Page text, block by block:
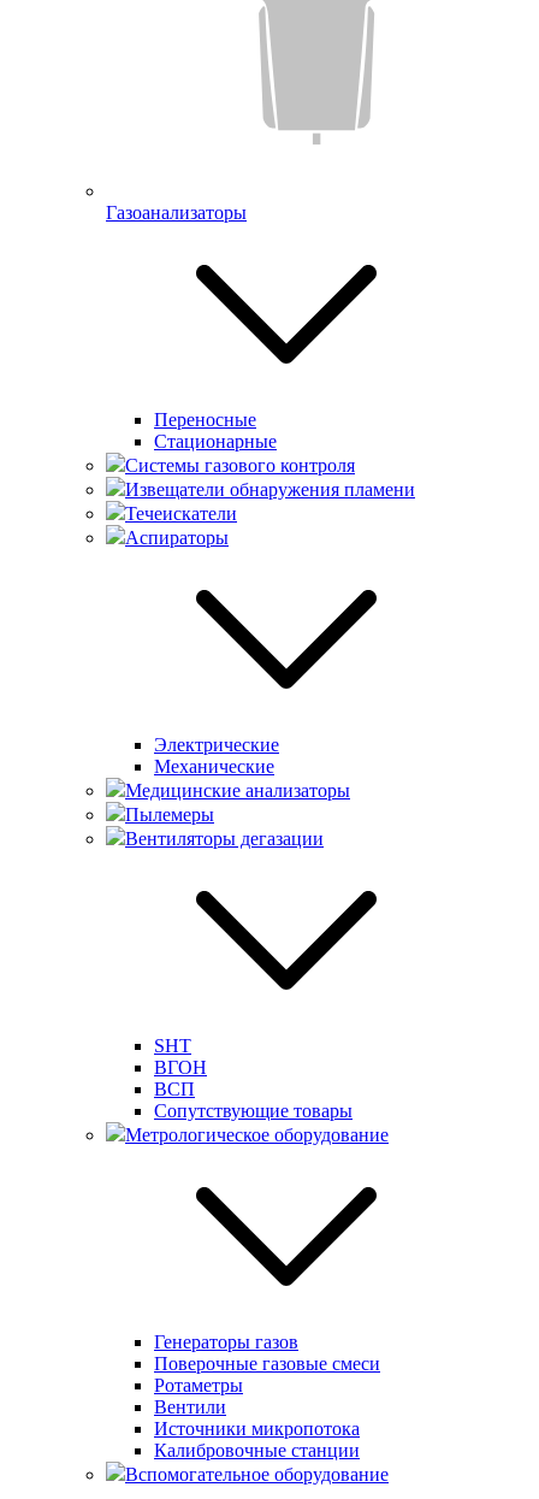
Газоанализаторы
Переносные
Стационарные
Системы газового контроля
Извещатели обнаружения пламени
Течеискатели
Аспираторы
Электрические
Механические
Медицинские анализаторы
Пылемеры
Вентиляторы дегазации
SHT
ВГОН
ВСП
Сопутствующие товары
Метрологическое оборудование
Генераторы газов
Поверочные газовые смеси
Ротаметры
Вентили
Источники микропотока
Калибровочные станции
Вспомогательное оборудование